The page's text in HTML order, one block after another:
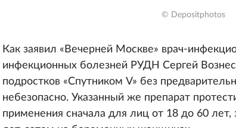
© Depositphotos
Как заявил «Вечерней Москве» врач-
инфекционных болезней РУДН Сергей
подростков «Спутником V» без
небезопасно. Указанный же препарат
применения сначала для лиц от 18 до 60